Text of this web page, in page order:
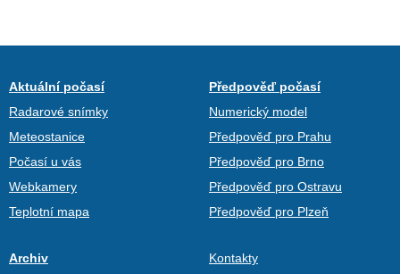
Aktuální počasí
Radarové snímky
Meteostanice
Počasí u vás
Webkamery
Teplotní mapa
Předpověď počasí
Numerický model
Předpověď pro Prahu
Předpověď pro Brno
Předpověď pro Ostravu
Předpověď pro Plzeň
Archiv
Kontakty